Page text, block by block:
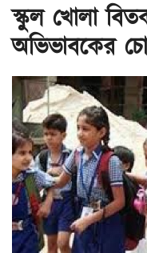
স্কুল খোলা
অভিভাবকের